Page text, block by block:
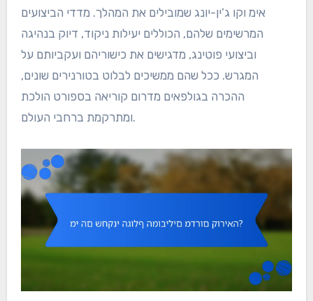
אימ וקו ג’ין-יונג שמובילים את המהלך. מדדי הביצועים
המרשימים שלהם, הכוללים יעילות ניקוד, דיוק בנהיגה
וביצועי פוטינג, מדגישים את כישוריהם ועקביותם על
המגרש. ככל שהם ממשיכים לבלוט בטורנירים שונים,
ההכרה בגולפאים מדרום קוריאה בספורט הולכת
ומתרקמת ברחבי העולם.